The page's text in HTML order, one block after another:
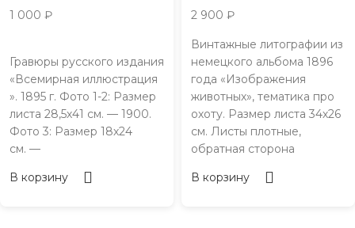
1 000 ₽
Гравюры русского издания
«Всемирная иллюстрация
». 1895 г. Фото 1-2: Размер
листа 28,5х41 см. — 1900.
Фото 3: Размер 18х24
см. —
В корзину
2 900 ₽
Винтажные литографии из
немецкого альбома 1896
года «Изображения
животных», тематика про
охоту. Размер листа 34х26
см. Листы плотные,
обратная сторона
В корзину